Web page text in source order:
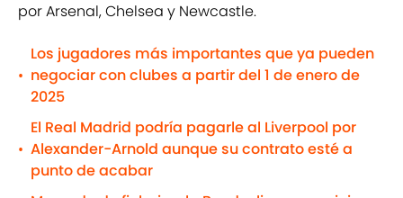
por Arsenal, Chelsea y Newcastle.
•
Los jugadores más importantes que ya pueden
negociar con clubes a partir del 1 de enero de
2025
•
El Real Madrid podría pagarle al Liverpool por
Alexander-Arnold aunque su contrato esté a
punto de acabar